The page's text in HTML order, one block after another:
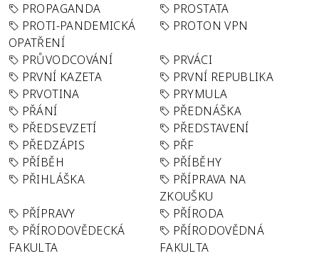
PROPAGANDA
PROSTATA
PROTI-PANDEMICKÁ
OPATŘENÍ
PROTON VPN
PRŮVODCOVÁNÍ
PRVÁCI
PRVNÍ KAZETA
PRVNÍ REPUBLIKA
PRVOTINA
PRYMULA
PŘÁNÍ
PŘEDNÁŠKA
PŘEDSEVZETÍ
PŘEDSTAVENÍ
PŘEDZÁPIS
PŘF
PŘÍBĚH
PŘÍBĚHY
PŘIHLÁŠKA
PŘÍPRAVA NA
ZKOUŠKU
PŘÍPRAVY
PŘÍRODA
PŘÍRODOVĚDECKÁ
FAKULTA
PŘÍRODOVĚDNÁ
FAKULTA